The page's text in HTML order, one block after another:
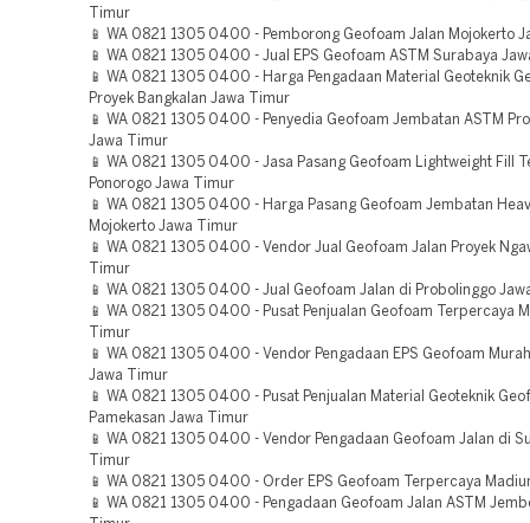
Timur
📱 WA 0821 1305 0400 - Pemborong Geofoam Jalan Mojokerto
📱 WA 0821 1305 0400 - Jual EPS Geofoam ASTM Surabaya
📱 WA 0821 1305 0400 - Harga Pengadaan Material Geoteknik
Proyek Bangkalan Jawa Timur
📱 WA 0821 1305 0400 - Penyedia Geofoam Jembatan ASTM
Jawa Timur
📱 WA 0821 1305 0400 - Jasa Pasang Geofoam Lightweight Fill
Ponorogo Jawa Timur
📱 WA 0821 1305 0400 - Harga Pasang Geofoam Jembatan
Mojokerto Jawa Timur
📱 WA 0821 1305 0400 - Vendor Jual Geofoam Jalan Proyek
Timur
📱 WA 0821 1305 0400 - Jual Geofoam Jalan di Probolinggo
📱 WA 0821 1305 0400 - Pusat Penjualan Geofoam Terpercaya
Timur
📱 WA 0821 1305 0400 - Vendor Pengadaan EPS Geofoam
Jawa Timur
📱 WA 0821 1305 0400 - Pusat Penjualan Material Geoteknik
Pamekasan Jawa Timur
📱 WA 0821 1305 0400 - Vendor Pengadaan Geofoam Jalan di
Timur
📱 WA 0821 1305 0400 - Order EPS Geofoam Terpercaya
📱 WA 0821 1305 0400 - Pengadaan Geofoam Jalan ASTM